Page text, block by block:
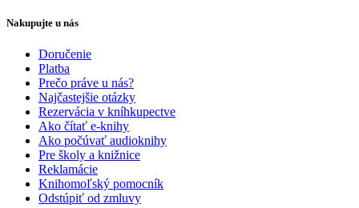
Nakupujte u nás
Doručenie
Platba
Prečo práve u nás?
Najčastejšie otázky
Rezervácia v kníhkupectve
Ako čítať e-knihy
Ako počúvať audioknihy
Pre školy a knižnice
Reklamácie
Knihomoľský pomocník
Odstúpiť od zmluvy